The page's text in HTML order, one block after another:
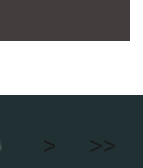
> >>